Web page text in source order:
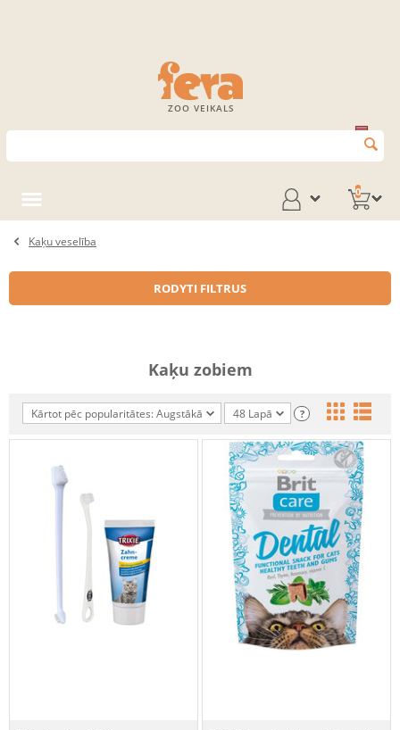
ZOO VEIKALS
0
Kaķu veselība
RODYTI FILTRUS
Kaķu zobiem
Kārtot pēc popularitātes: Augstākā 48 Lapā ?